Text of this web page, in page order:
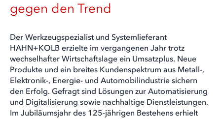
gegen den Trend
Der Werkzeugspezialist und Systemlieferant
HAHN+KOLB erzielte im vergangenen Jahr trotz
wechselhafter Wirtschaftslage ein Umsatzplus. Neue
Produkte und ein breites Kundenspektrum aus Metall-,
Elektronik-, Energie- und Automobilindustrie sichern
den Erfolg. Gefragt sind Lösungen zur Automatisierung
und Digitalisierung sowie nachhaltige Dienstleistungen.
Im Jubiläumsjahr des 125-jährigen Bestehens erhielt